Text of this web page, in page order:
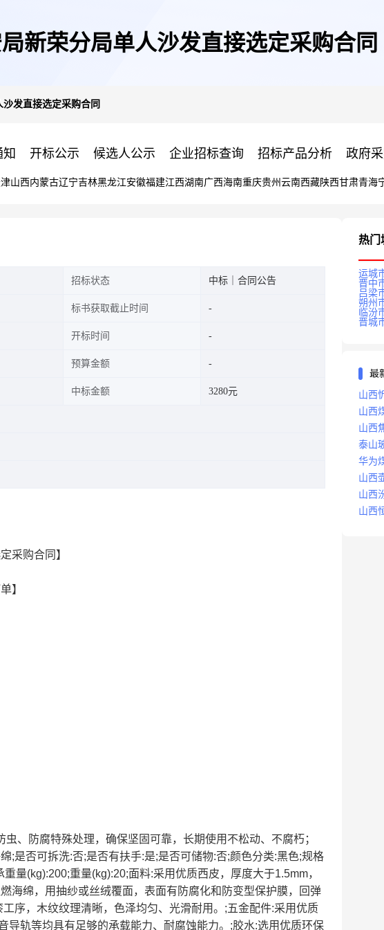
新荣分局单人沙发直接选定采购合同
发直接选定采购合同
开标公示 候选人公示 企业招标查询 招标产品分析 政府
山西内蒙古辽宁吉林黑龙江安徽福建江西湖南广西海南重庆贵州 云南西藏陕西甘肃青海
招标状态 中标｜合同公告
标书获取截止时间
开标时间
预算金额
中标金额 3280元
采购合同】
】
、防腐特殊处理，确保坚固可靠，长期使用不松动、不腐朽；
;是否可拆洗:否;是否有扶手:是;是否可储物:否;颜色分类:黑色;规格
量(kg):200;重量(kg):20;面料:采用优质西皮，厚度大于1.5mm，
海绵，用抽纱或丝绒覆面，表面有防腐化和防变型保护膜，回弹
序，木纹纹理清晰，色泽均匀、光滑耐用。;五金配件:采用优质
导轨等均具有足够的承载能力、耐腐蚀能力。;胶水:选用优质环保
热门
运城
晋中
吕梁
朔州
临汾
晋城
最
山西
山西
司井
山西
泰山
华为
山西
山西
理站
山西